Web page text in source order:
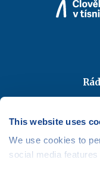
This website uses
We use cookies to
social media
media, advertising